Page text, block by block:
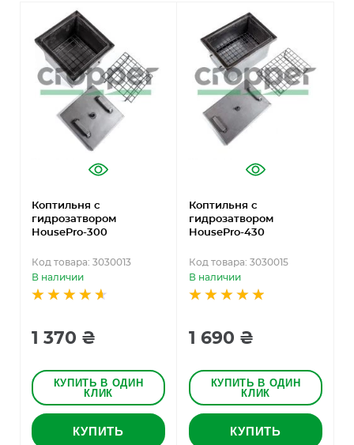
Коптильня с
гидрозатвором
HousePro-300
Код товара: 3030013
В наличии
1 370 ₴
КУПИТЬ В ОДИН
КЛИК
КУПИТЬ
Коптильня с
гидрозатвором
HousePro-430
Код товара: 3030015
В наличии
1 690 ₴
КУПИТЬ В ОДИН
КЛИК
КУПИТЬ